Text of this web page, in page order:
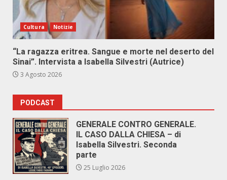
Cultura Notizie
“La ragazza eritrea. Sangue e morte nel deserto del
Sinai”. Intervista a Isabella Silvestri (Autrice)
3 Agosto 2026
PODCAST
GENERALE CONTRO GENERALE.
IL CASO DALLA CHIESA – di
Isabella Silvestri. Seconda
parte
25 Luglio 2026